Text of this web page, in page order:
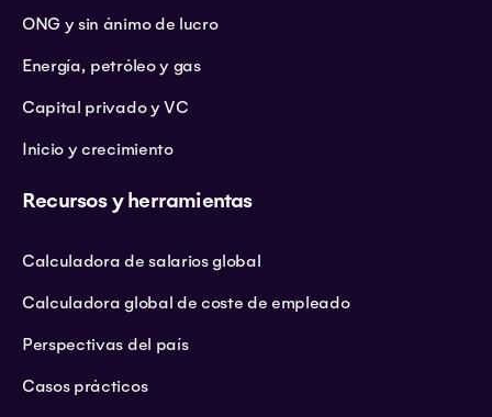
ONG y sin ánimo de lucro
Energía, petróleo y gas
Capital privado y VC
Inicio y crecimiento
Recursos y herramientas
Calculadora de salarios global
Calculadora global de coste de empleado
Perspectivas del país
Casos prácticos